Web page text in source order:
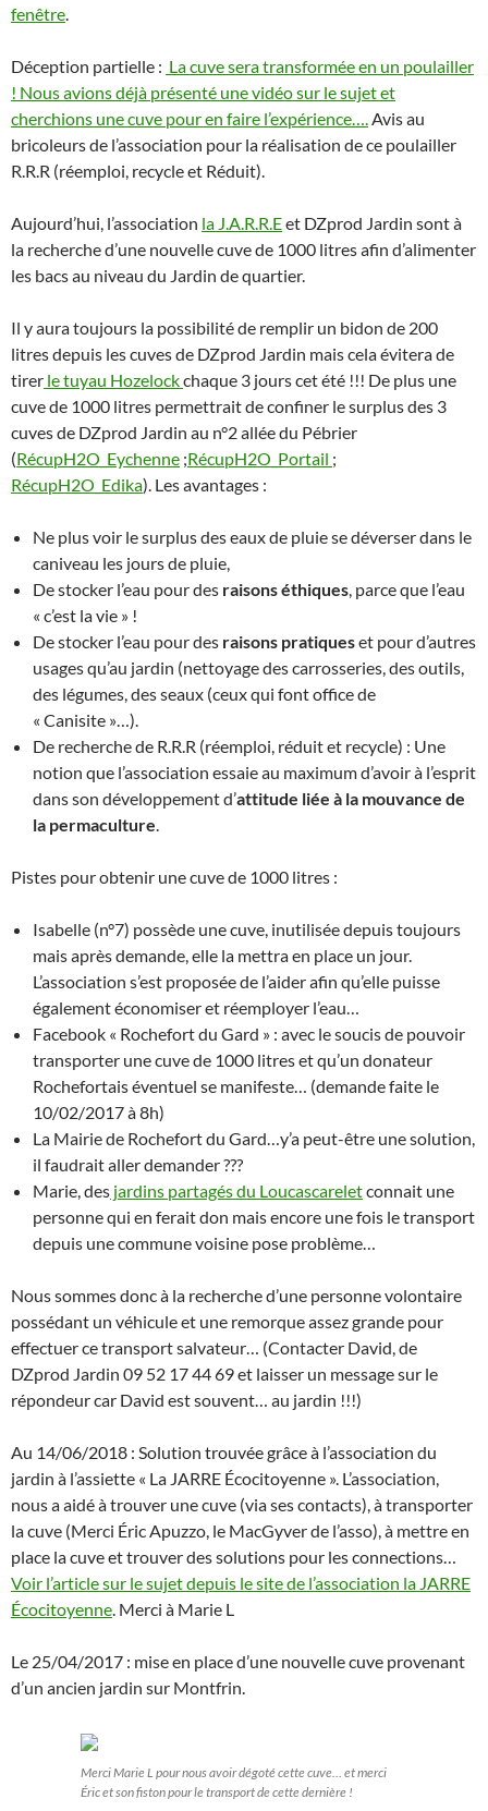
fenêtre.
Déception partielle : La cuve sera transformée en un poulailler
! Nous avions déjà présenté une vidéo sur le sujet et
cherchions une cuve pour en faire l’expérience….Avis au
bricoleurs de l’association pour la réalisation de ce poulailler
R.R.R (réemploi, recycle et Réduit).
Aujourd’hui, l’association la J.A.R.R.Eet DZprod Jardin sont à
la recherche d’une nouvelle cuve de 1000 litres afin d’alimenter
les bacs au niveau du Jardin de quartier.
Il y aura toujours la possibilité de remplir un bidon de 200
litres depuis les cuves de DZprod Jardin mais cela évitera de
tirer le tuyau Hozelockchaque 3 jours cet été !!! De plus une
cuve de 1000 litres permettrait de confiner le surplus des 3
cuves de DZprod Jardin au n°2 allée du Pébrier
(RécupH2O_Eychenne ;RécupH2O_Portail ;
RécupH2O_Edika). Les avantages :
Ne plus voir le surplus des eaux de pluie se déverser dans le
caniveau les jours de pluie,
De stocker l’eau pour des raisons éthiques, parce que l’eau
« c’est la vie » !
De stocker l’eau pour des raisons pratiqueset pour d’autres
usages qu’au jardin (nettoyage des carrosseries, des outils,
des légumes, des seaux (ceux qui font office de
« Canisite »…).
De recherche de R.R.R (réemploi, réduit et recycle) : Une
notion que l’association essaie au maximum d’avoir à l’esprit
dans son développement d’attitude liée à la mouvance de
la permaculture.
Pistes pour obtenir une cuve de 1000 litres :
Isabelle (n°7) possède une cuve, inutilisée depuis toujours
mais après demande, elle la mettra en place un jour.
L’association s’est proposée de l’aider afin qu’elle puisse
également économiser et réemployer l’eau…
Facebook « Rochefort du Gard » : avec le soucis de pouvoir
transporter une cuve de 1000 litres et qu’un donateur
Rochefortais éventuel se manifeste… (demande faite le
10/02/2017 à 8h)
La Mairie de Rochefort du Gard…y’a peut-être une solution,
il faudrait aller demander ???
Marie, des jardins partagés du Loucascareletconnait une
personne qui en ferait don mais encore une fois le transport
depuis une commune voisine pose problème…
Nous sommes donc à la recherche d’une personne volontaire
possédant un véhicule et une remorque assez grande pour
effectuer ce transport salvateur… (Contacter David, de
DZprod Jardin 09 52 17 44 69 et laisser un message sur le
répondeur car David est souvent… au jardin !!!)
Au 14/06/2018 : Solution trouvée grâce à l’association du
jardin à l’assiette « La JARRE Écocitoyenne ». L’association,
nous a aidé à trouver une cuve (via ses contacts), à transporter
la cuve (Merci Éric Apuzzo, le MacGyver de l’asso), à mettre en
place la cuve et trouver des solutions pour les connections…
Voir l’article sur le sujet depuis le site de l’association la JARRE
Écocitoyenne. Merci à Marie L
Le 25/04/2017 : mise en place d’une nouvelle cuve provenant
d’un ancien jardin sur Montfrin.
Merci Marie L pour nous avoir dégoté cette cuve… et merci
Éric et son fiston pour le transport de cette dernière !